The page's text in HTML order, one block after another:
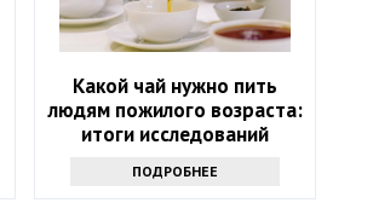
Какой чай нужно пить
людям пожилого возраста:
итоги исследований
ПОДРОБНЕЕ